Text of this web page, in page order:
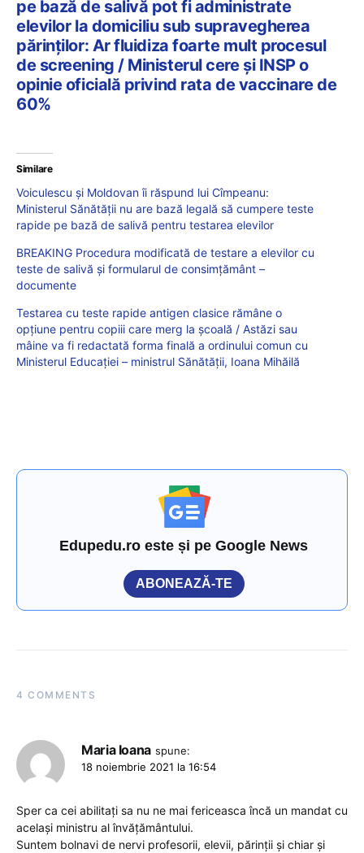
pe bază de salivă pot fi administrate
elevilor la domiciliu sub supravegherea
părinților: Ar fluidiza foarte mult procesul
de screening / Ministerul cere și INSP o
opinie oficială privind rata de vaccinare de
60%
Similare
Voiculescu și Moldovan îi răspund lui Cîmpeanu:
Ministerul Sănătății nu are bază legală să cumpere teste
rapide pe bază de salivă pentru testarea elevilor
BREAKING Procedura modificată de testare a elevilor cu
teste de salivă și formularul de consimțământ –
documente
Testarea cu teste rapide antigen clasice rămâne o
opțiune pentru copiii care merg la școală / Astăzi sau
mâine va fi redactată forma finală a ordinului comun cu
Ministerul Educației – ministrul Sănătății, Ioana Mihăilă
Edupedu.ro este și pe Google News
ABONEAZĂ-TE
4 COMMENTS
Maria Ioana spune:
18 noiembrie 2021 la 16:54
Sper ca cei abilitați sa nu ne mai fericeasca încă un mandat cu
același ministru al învățământului.
Suntem bolnavi de nervi profesorii, elevii, părinții și chiar și